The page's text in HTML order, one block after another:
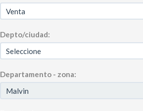
Depto/ciudad:
Departamento - zona: